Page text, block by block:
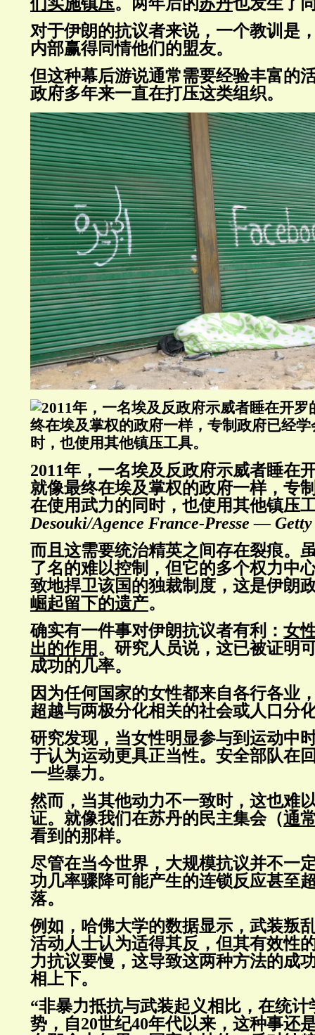
对于伊朗的抗议者来说，一个教训是
内部赢得同情他们的盟友。
但这种幕后游说通常需要经验丰富的
政府多年来一直在打压这类组织。
2011年，一名埃及反政府示威者睡在
就像最终在埃及掌权的政府一样，专
在使用武力的同时，也使用其他镇压
Desouki/Agence France-Presse —
而且这需要统治精英之间存在裂痕。
了名的难以控制，但它的多个权力中
致地捍卫该国的独裁制度，这是伊朗
崛起留下的遗产。
确实有一件事对伊朗抗议者有利： 女
出的作用 。研究人员说，这已被证明
成功的几率。
因为任何国家的女性都来自各行各业
超越与两极分化相关的社会或人口分
研究发现，当女性明显参与到运动中
于认为运动更具正当性。安全部队在
一些暴力。
然而，当其他动力不一致时，这也难
证。就像我们在苏丹的民主集会（通
看到的那样。
尽管在当今世界，大规模抗议并不一
功几率骤降可能产生的连锁反应甚至
落。
例如，哈佛大学的数据显示，武装叛
活动人士认为适得其反，但其有效性
力抗议要慢，这导致这两种方法的成
相上下。
“非暴力抵抗与武装起义相比，在统
势，自20世纪40年代以来，这种事还